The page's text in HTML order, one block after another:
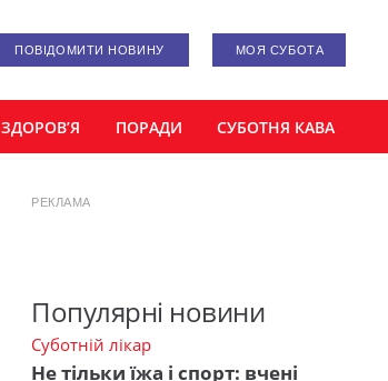
ПОВІДОМИТИ НОВИНУ МОЯ СУБОТА
ЗДОРОВ’Я ПОРАДИ СУБОТНЯ КАВА
РЕКЛАМА
Популярні новини
Суботній лікар
Не тільки їжа і спорт: вчені